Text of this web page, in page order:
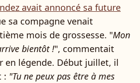
avait annoncé sa future
sa compagne venait
mois de grossesse. "Mon
bientôt !", commentait
en légende. Début juillet, il
: "Tu ne peux pas être à mes